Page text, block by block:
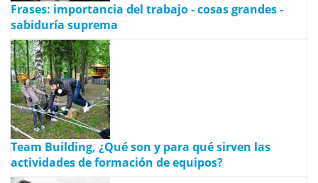
Frases: importancia del trabajo - cosas grandes -
sabiduría suprema
Team Building, ¿Qué son y para qué sirven las
actividades de formación de equipos?